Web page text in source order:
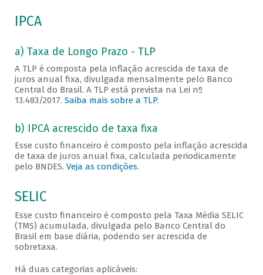
IPCA
a) Taxa de Longo Prazo - TLP
A TLP é composta pela inflação acrescida de taxa de
juros anual fixa, divulgada mensalmente pelo Banco
Central do Brasil. A TLP está prevista na Lei nº
13.483/2017. Saiba mais sobre a TLP.
b) IPCA acrescido de taxa fixa
Esse custo financeiro é composto pela inflação acrescida
de taxa de juros anual fixa, calculada periodicamente
pelo BNDES. Veja as condições.
SELIC
Esse custo financeiro é composto pela Taxa Média SELIC
(TMS) acumulada, divulgada pelo Banco Central do
Brasil em base diária, podendo ser acrescida de
sobretaxa.
Há duas categorias aplicáveis: